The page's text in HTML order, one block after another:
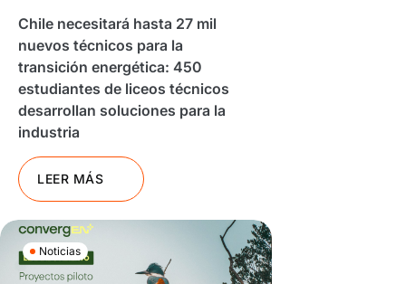
Chile necesitará hasta 27 mil
nuevos técnicos para la
transición energética: 450
estudiantes de liceos técnicos
desarrollan soluciones para la
industria
LEER MÁS
Noticias